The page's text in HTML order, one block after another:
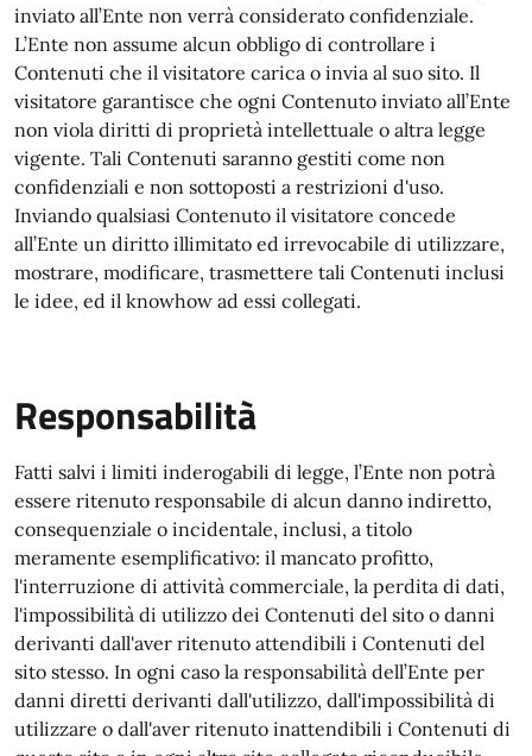
inviato all’Ente non verrà considerato confidenziale.
L’Ente non assume alcun obbligo di controllare i
Contenuti che il visitatore carica o invia al suo sito. Il
visitatore garantisce che ogni Contenuto inviato all’Ente
non viola diritti di proprietà intellettuale o altra legge
vigente. Tali Contenuti saranno gestiti come non
confidenziali e non sottoposti a restrizioni d'uso.
Inviando qualsiasi Contenuto il visitatore concede
all’Ente un diritto illimitato ed irrevocabile di utilizzare,
mostrare, modificare, trasmettere tali Contenuti inclusi
le idee, ed il knowhow ad essi collegati.
Responsabilità
Fatti salvi i limiti inderogabili di legge, l’Ente non potrà
essere ritenuto responsabile di alcun danno indiretto,
consequenziale o incidentale, inclusi, a titolo
meramente esemplificativo: il mancato profitto,
l'interruzione di attività commerciale, la perdita di dati,
l'impossibilità di utilizzo dei Contenuti del sito o danni
derivanti dall'aver ritenuto attendibili i Contenuti del
sito stesso. In ogni caso la responsabilità dell’Ente per
danni diretti derivanti dall'utilizzo, dall'impossibilità di
utilizzare o dall'aver ritenuto inattendibili i Contenuti di